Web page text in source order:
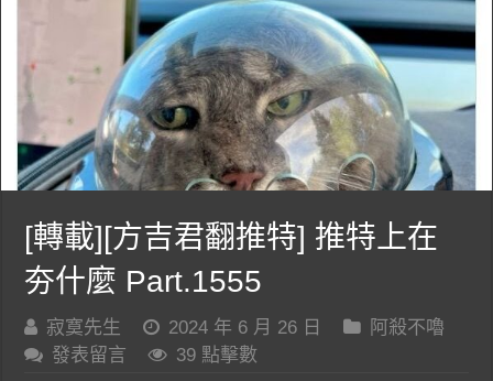
[轉載][方吉君翻推特] 推特上在
夯什麼 Part.1555
寂寞先生 2024 年 6 月 26 日
阿殺不嚕
發表留言
39 點擊數